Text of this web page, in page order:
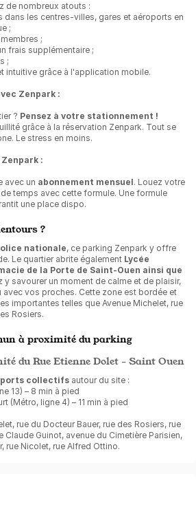
de nombreux atouts :
dans les centres-villes, gares et aéroports en
;
;
frais supplémentaire ;
;
intuitive grâce à l'application mobile.
Zenpark :
? Pensez à votre stationnement !
grâce à la réservation Zenpark. Tout se
Le stress en moins.
:
avec un abonnement mensuel. Louez votre
temps avec cette formule. Une formule
une place dispo.
?
nationale, ce parking Zenpark y offre
Le quartier abrite également Lycée
de la Porte de Saint-Ouen ainsi que
y savourer un moment de calme et de plaisir,
avec vos proches. Cette zone est bordée et
importantes telles que Avenue Michelet, rue
Rosiers.
à proximité du parking
du Rue Etienne Dolet - Saint Ouen
collectifs autour du site :
13) – 8 min à pied
(Métro, ligne 4) – 11 min à pied
rue du Docteur Bauer, rue des Rosiers, rue
Claude Guinot, avenue du Cimetière Parisien,
rue Nicolet, rue Alfred Ottino.